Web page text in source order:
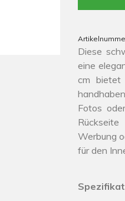
Diese
eine
cm bietet
Fotos
Werbung
für den